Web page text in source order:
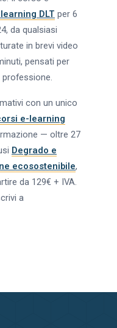
DLT per 6
da qualsiasi
in brevi video
pensati per
con un unico
e-learning
— oltre 27
Degrado e
ecosostenibile,
da 129€ + IVA.
a